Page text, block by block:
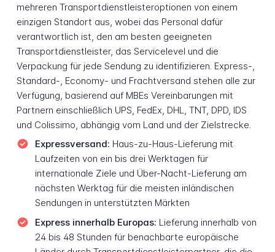
mehreren Transportdienstleisteroptionen von einem
einzigen Standort aus, wobei das Personal dafür
verantwortlich ist, den am besten geeigneten
Transportdienstleister, das Servicelevel und die
Verpackung für jede Sendung zu identifizieren. Express-,
Standard-, Economy- und Frachtversand stehen alle zur
Verfügung, basierend auf MBEs Vereinbarungen mit
Partnern einschließlich UPS, FedEx, DHL, TNT, DPD, IDS
und Colissimo, abhängig vom Land und der Zielstrecke.
Expressversand: Haus-zu-Haus-Lieferung mit
Laufzeiten von ein bis drei Werktagen für
internationale Ziele und Über-Nacht-Lieferung am
nächsten Werktag für die meisten inländischen
Sendungen in unterstützten Märkten
Express innerhalb Europas: Lieferung innerhalb von
24 bis 48 Stunden für benachbarte europäische